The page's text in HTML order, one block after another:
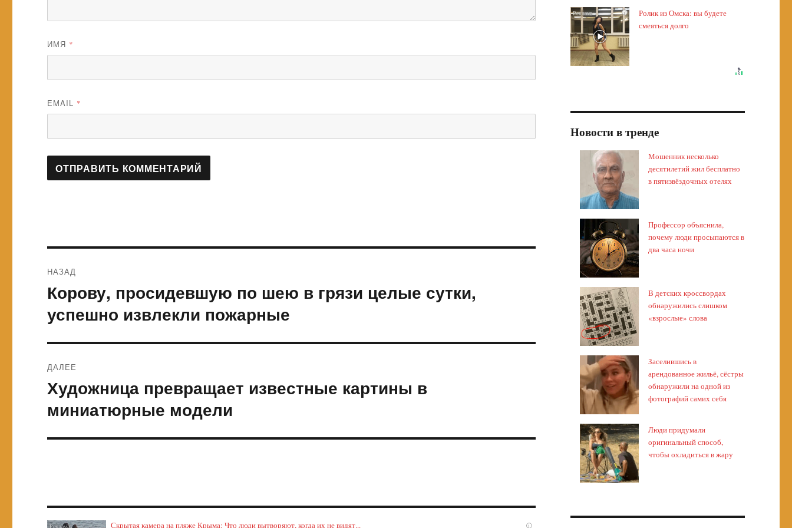
ИМЯ *
EMAIL *
по
записям
НАЗАД
Предыдущая
запись:
Корову, просидевшую по шею в грязи целые сутки,
успешно извлекли пожарные
ДАЛЕЕ
Следующая
запись:
Художница превращает известные картины в
миниатюрные модели
i
Скрытая камера на пляже Крыма: Что люди вытворяют, когда их не видят...
i
Ролик из Омска: вы будете
смеяться долго
Новости в тренде
Мошенник несколько
десятилетий жил бесплатно
в пятизвёздочных отелях
Профессор объяснила,
почему люди просыпаются в
два часа ночи
В детских кроссвордах
обнаружились слишком
«взрослые» слова
Заселившись в
арендованное жильё, сёстры
обнаружили на одной из
фотографий самих себя
Люди придумали
оригинальный способ,
чтобы охладиться в жару